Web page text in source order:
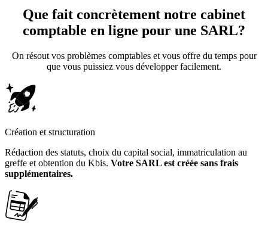
Que fait concrètement notre cabinet
comptable en ligne pour une SARL?
On résout vos problèmes comptables et vous offre du temps pour
que vous puissiez vous développer facilement.
Création et structuration
Rédaction des statuts, choix du capital social, immatriculation au
greffe et obtention du Kbis. Votre SARL est créée sans frais
supplémentaires.